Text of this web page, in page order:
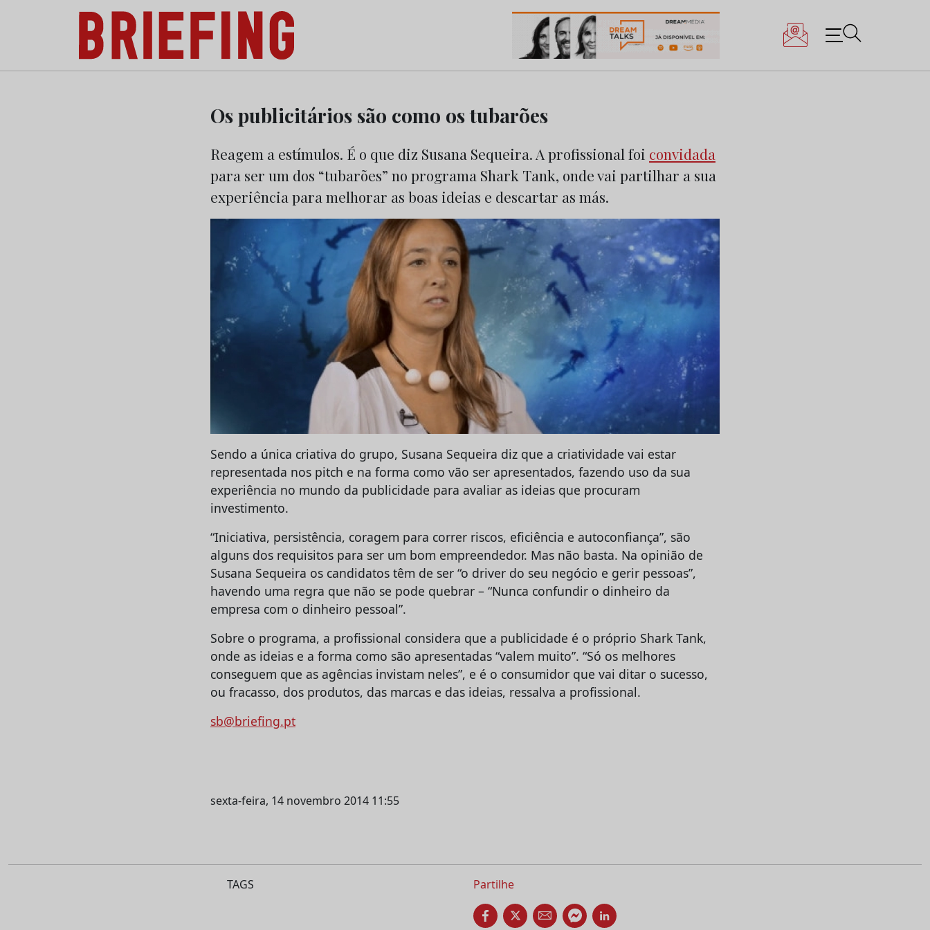
Briefing: Todas as notícias sobre os negócios do Marketing e da Publicidade
Os publicitários são como os tubarões
Reagem a estímulos. É o que diz Susana Sequeira. A profissional foi convidada
para ser um dos “tubarões” no programa Shark Tank, onde vai partilhar a sua
experiência para melhorar as boas ideias e descartar as más.
Sendo a única criativa do grupo, Susana Sequeira diz que a criatividade vai estar
representada nos pitch e na forma como vão ser apresentados, fazendo uso da sua
experiência no mundo da publicidade para avaliar as ideias que procuram
investimento.
“Iniciativa, persistência, coragem para correr riscos, eficiência e autoconfiança”, são
alguns dos requisitos para ser um bom empreendedor. Mas não basta. Na opinião de
Susana Sequeira os candidatos têm de ser “o driver do seu negócio e gerir pessoas”,
havendo uma regra que não se pode quebrar – “Nunca confundir o dinheiro da
empresa com o dinheiro pessoal”.
Sobre o programa, a profissional considera que a publicidade é o próprio Shark Tank,
onde as ideias e a forma como são apresentadas “valem muito”. “Só os melhores
conseguem que as agências invistam neles”, e é o consumidor que vai ditar o sucesso,
ou fracasso, dos produtos, das marcas e das ideias, ressalva a profissional.
sb@briefing.pt
sexta-feira, 14 novembro 2014 11:55
TAGS Partilhe